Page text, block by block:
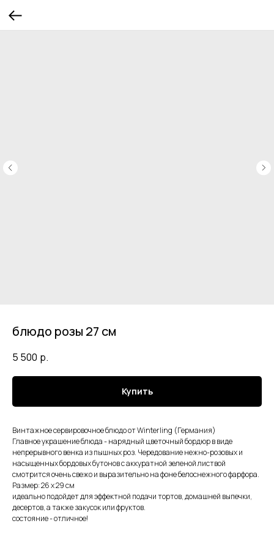
блюдо розы 27 см
5 500 р.
Купить
Винтажное сервировочное блюдо от Winterling (Германия)
Главное украшение блюда - нарядный цветочный бордюр в виде
непрерывного венка из пышных роз. Чередование нежно-розовых и
насыщенных бордовых бутонов с аккуратной зеленой листвой
смотрится очень свежо и выразительно на фоне белоснежного фарфора.
Размер: 26 х 29 см
идеально подойдет для эффектной подачи тортов, домашней выпечки,
десертов, а также закусок или фруктов.
состояние - отличное!